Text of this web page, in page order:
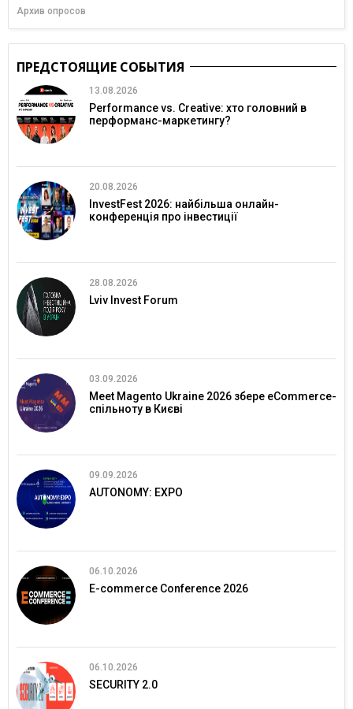
Архив опросов
ПРЕДСТОЯЩИЕ СОБЫТИЯ
13.08.2026
Performance vs. Creative: хто головний в
перформанс-маркетингу?
20.08.2026
InvestFest 2026: найбільша онлайн-
конференція про інвестиції
28.08.2026
Lviv Invest Forum
03.09.2026
Meet Magento Ukraine 2026 збере eCommerce-
спільноту в Києві
09.09.2026
AUTONOMY: EXPO
06.10.2026
E-commerce Conference 2026
06.10.2026
SECURITY 2.0